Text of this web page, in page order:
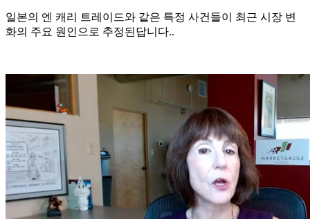
일본의 엔 캐리 트레이드와 같은 특정 사건들이 최근 시장 변
화의 주요 원인으로 추정된답니다..